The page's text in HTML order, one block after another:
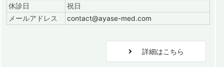
休診日
祝日
メールアドレス
contact@ayase-med.com
詳細はこちら